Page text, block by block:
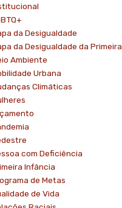
da Desigualdade
da Desigualdade da
Ambiente
Urbana
Climáticas
com Deficiência
Infância
de Metas
de Vida